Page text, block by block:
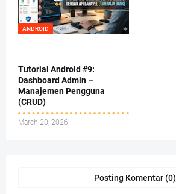
ANDROID
Tutorial Android #9:
Dashboard Admin –
Manajemen Pengguna
(CRUD)
March 20, 2026
Posting Komentar (0)